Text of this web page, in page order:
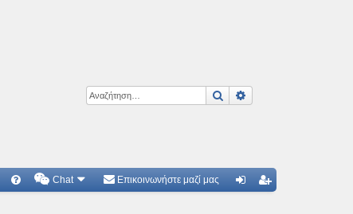
Αναζήτηση
Γ
Chat Επικοινωνήστε μαζί μας